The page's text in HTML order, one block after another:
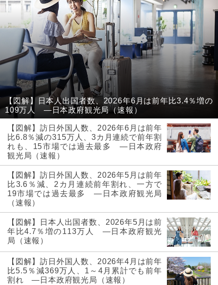
【図解】日本人出国者数、2026年6月は前年比3.4％増の
109万人 ―日本政府観光局（速報）
【図解】訪日外国人数、2026年6月は前年
比6.8％減の315万人、3カ月連続で前年割
れも、15市場では過去最多 ―日本政府
観光局（速報）
【図解】訪日外国人数、2026年5月は前年
比3.6％減、2カ月連続前年割れ、一方で
19市場では過去最多 ―日本政府観光局
（速報）
【図解】日本人出国者数、2026年5月は前
年比4.7％増の113万人 ―日本政府観光
局（速報）
【図解】訪日外国人数、2026年4月は前年
比5.5％減369万人、1～4月累計でも前年
割れ ―日本政府観光局（速報）